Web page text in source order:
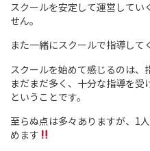
スクールを安定して運営してい
せん。
また一緒にスクールで指導して
スクールを始めて感じるのは
まだまだ多く、十分な指導を
ということです。
至らぬ点は多々ありますが、1
めます